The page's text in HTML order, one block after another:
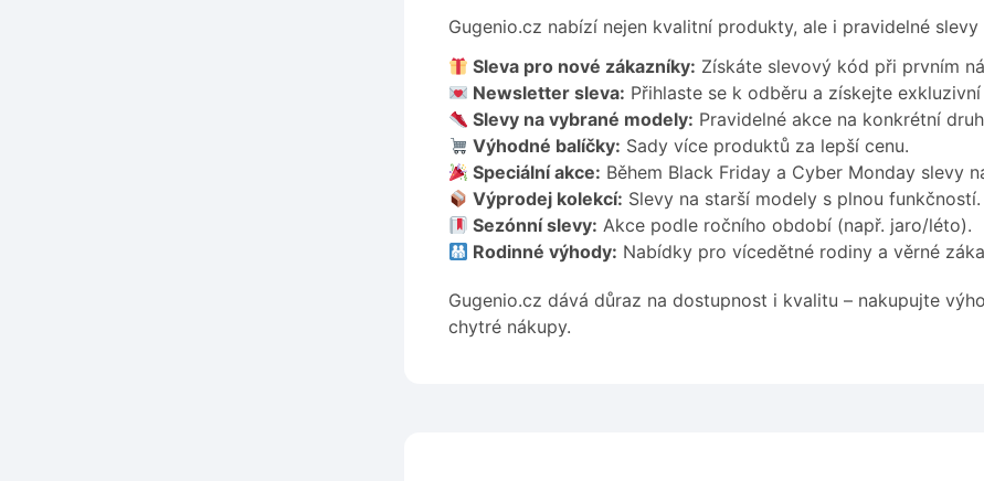
Gugenio.cz nabízí nejen kvalitní produkty, ale i pravidelné
Sleva pro nové zákazníky: Získáte slevový kód při prvním
Newsletter sleva: Přihlaste se k odběru a získejte
Slevy na vybrané modely: Pravidelné akce na konkrétní
Výhodné balíčky: Sady více produktů za lepší cenu.
Speciální akce: Během Black Friday a Cyber Monday slevy
Výprodej kolekcí: Slevy na starší modely s plnou funkčností.
Sezónní slevy: Akce podle ročního období (např. jaro/léto).
Rodinné výhody: Nabídky pro vícedětné rodiny a věrné
Gugenio.cz dává důraz na dostupnost i kvalitu – nakupujte
chytré nákupy.